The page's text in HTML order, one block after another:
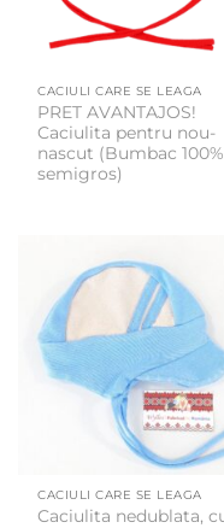
CACIULI CARE SE LEAGA
PRET AVANTAJOS!
Caciulita pentru nou-
nascut (Bumbac
semigros)
CACIULI CARE SE LEAGA
Caciulita nedublata,